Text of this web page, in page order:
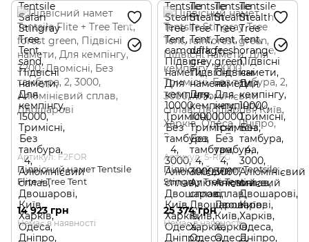
Артикул: F2FOR
Підвісний намет Tentsile
Flite + Tree Tent
14 923 грн
Немає в наявності
Артикул: S-RFG
Підвісний намет Tentsile
Stingray Tree Tent
25 374 грн
Немає в наявності